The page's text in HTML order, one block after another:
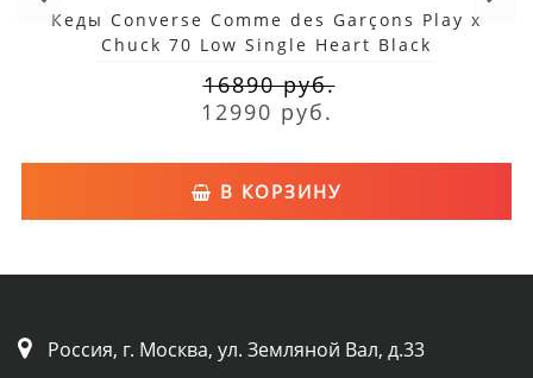
Кеды Converse Comme des Garçons Play x
Chuck 70 Low Single Heart Black
16890 руб.
12990 руб.
В КОРЗИНУ
Россия, г. Москва, ул. Земляной Вал, д.33